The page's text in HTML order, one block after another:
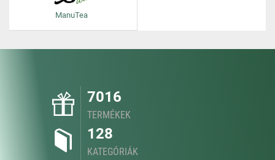
ManuTea
7016
TERMÉKEK
128
KATEGÓRIÁK